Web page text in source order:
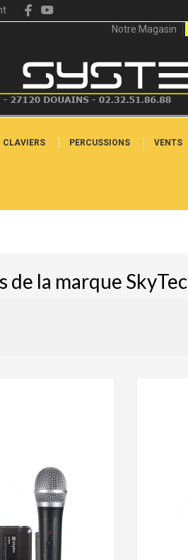
Notre Magasin
CLAVIERS PERCUSSIONS VENTS
de la marque SkyTec